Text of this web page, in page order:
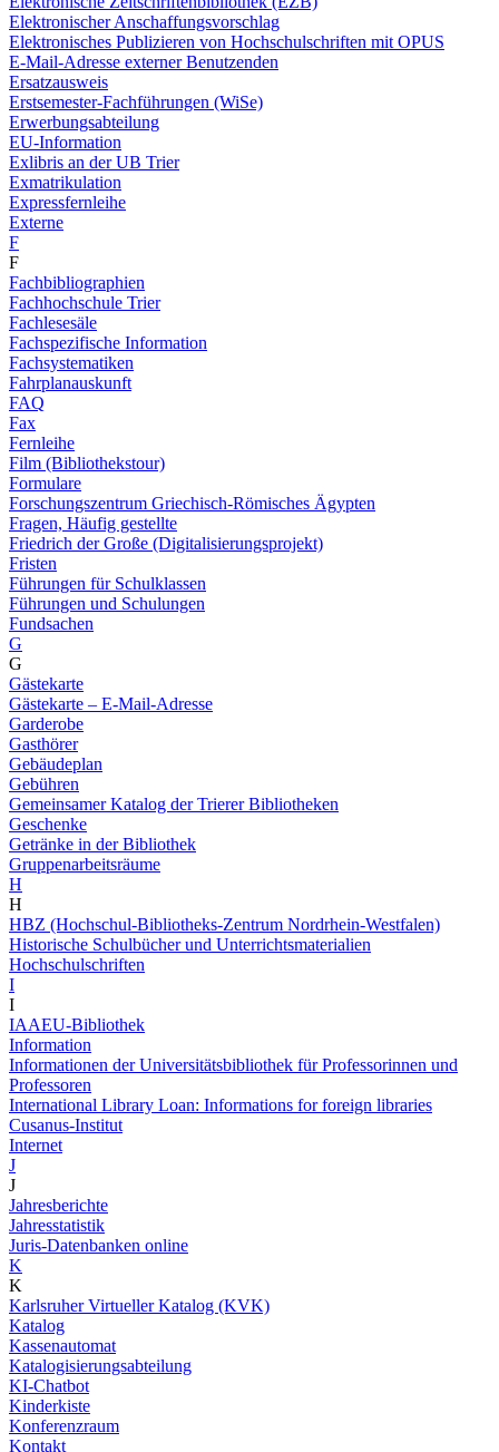
Elektronischer Anschaffungsvorschlag
Elektronisches Publizieren von Hochschulschriften mit OPUS
E-Mail-Adresse externer Benutzenden
Ersatzausweis
Erstsemester-Fachführungen (WiSe)
Erwerbungsabteilung
EU-Information
Exlibris an der UB Trier
Exmatrikulation
Expressfernleihe
Externe
F
F
Fachbibliographien
Fachhochschule Trier
Fachlesesäle
Fachspezifische Information
Fachsystematiken
Fahrplanauskunft
FAQ
Fax
Fernleihe
Film (Bibliothekstour)
Formulare
Forschungszentrum Griechisch-Römisches Ägypten
Fragen, Häufig gestellte
Friedrich der Große (Digitalisierungsprojekt)
Fristen
Führungen für Schulklassen
Führungen und Schulungen
Fundsachen
G
G
Gästekarte
Gästekarte – E-Mail-Adresse
Garderobe
Gasthörer
Gebäudeplan
Gebühren
Gemeinsamer Katalog der Trierer Bibliotheken
Geschenke
Getränke in der Bibliothek
Gruppenarbeitsräume
H
H
HBZ (Hochschul-Bibliotheks-Zentrum Nordrhein-Westfalen)
Historische Schulbücher und Unterrichtsmaterialien
Hochschulschriften
I
I
IAAEU-Bibliothek
Information
Informationen der Universitätsbibliothek für Professorinnen und
Professoren
International Library Loan: Informations for foreign libraries
Cusanus-Institut
Internet
J
J
Jahresberichte
Jahresstatistik
Juris-Datenbanken online
K
K
Karlsruher Virtueller Katalog (KVK)
Katalog
Kassenautomat
Katalogisierungsabteilung
KI-Chatbot
Kinderkiste
Konferenzraum
Kontakt